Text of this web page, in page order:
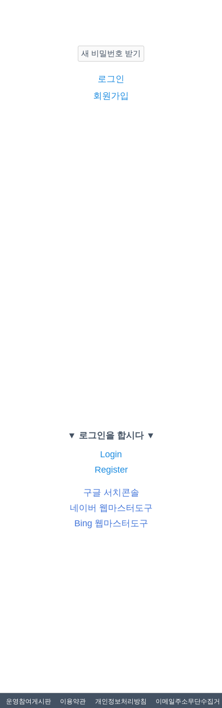
새 비밀번호 받기
로그인
회원가입
▼ 로그인을 합시다 ▼
Login
Register
구글 서치콘솔
네이버 웹마스터도구
Bing 웹마스터도구
운영참여게시판 이용약관 개인정보처리방침 이메일주소무단수집거